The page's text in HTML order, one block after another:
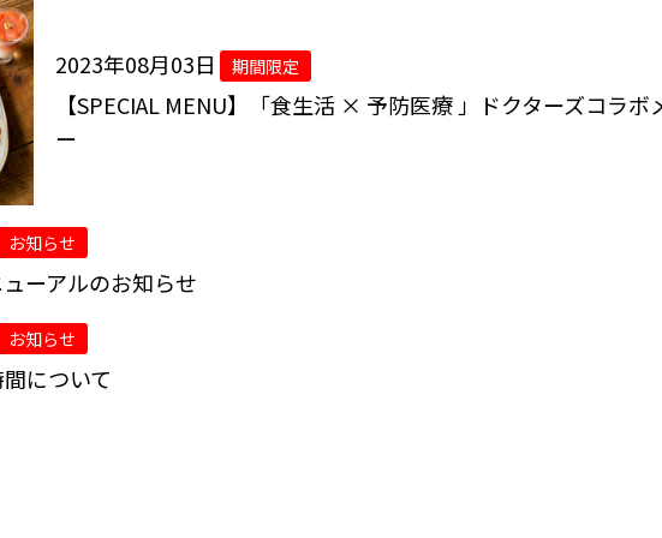
2023年08月03日 期間限定
【SPECIAL MENU】「食生活 × 予防医療 」ドクターズコラボ
ー
お知らせ
ーアルのお知らせ
お知らせ
について